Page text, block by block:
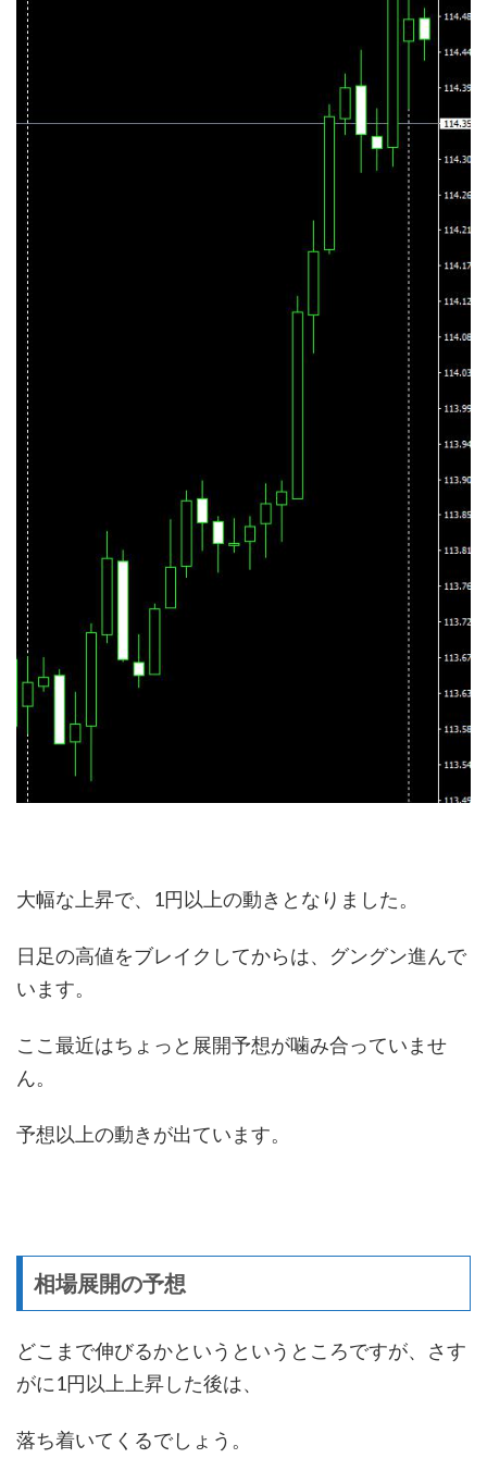
大幅な上昇で、1円以上の動きとなりました。
日足の高値をブレイクしてからは、グングン進んで
います。
ここ最近はちょっと展開予想が噛み合っていませ
ん。
予想以上の動きが出ています。
相場展開の予想
どこまで伸びるかというというところですが、さす
がに1円以上上昇した後は、
落ち着いてくるでしょう。